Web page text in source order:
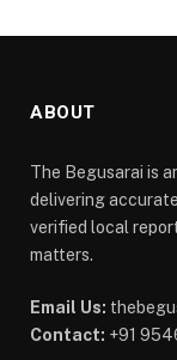
ABOUT
The Begusarai is
delivering
verified local
matters.
Email Us:
Contact: +91